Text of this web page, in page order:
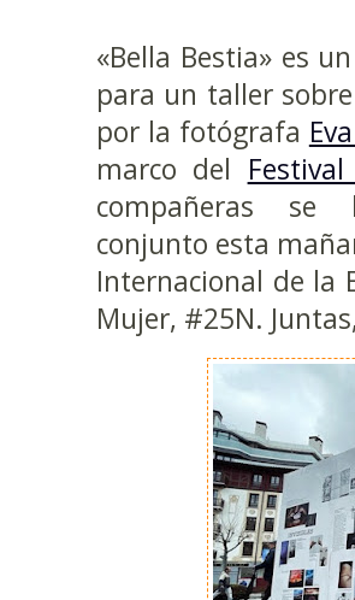
«Bella Bestia» es
para un taller
por la fotógrafa
marco del Festival
compañeras
conjunto esta
Internacional de la
Mujer, #25N.